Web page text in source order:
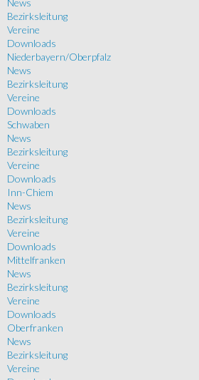
News
Bezirksleitung
Vereine
Downloads
Niederbayern/Oberpfalz
News
Bezirksleitung
Vereine
Downloads
Schwaben
News
Bezirksleitung
Vereine
Downloads
Inn-Chiem
News
Bezirksleitung
Vereine
Downloads
Mittelfranken
News
Bezirksleitung
Vereine
Downloads
Oberfranken
News
Bezirksleitung
Vereine